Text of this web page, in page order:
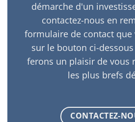
démarche d'un
contactez-nous en
formulaire de contact que
sur le bouton ci-
ferons un plaisir de vous
les plus brefs
CONTACTEZ-